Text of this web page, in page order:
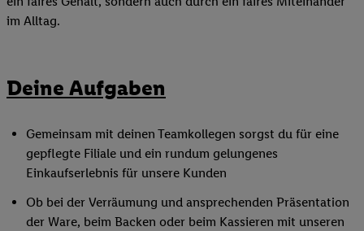
im Alltag.
Deine Aufgaben
Gemeinsam mit deinen Teamkollegen sorgst du für eine
gepflegte Filiale und ein rundum gelungenes
Einkaufserlebnis für unsere Kunden
Ob bei der Verräumung und ansprechenden Präsentation
der Ware, beim Backen oder beim Kassieren mit unseren